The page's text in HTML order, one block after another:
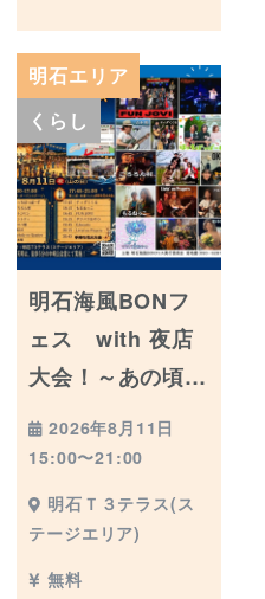
明石エリア
くらし
明石海風BONフ
ェス with 夜店
大会！～あの頃…
2026年8月11日
15:00〜21:00
明石Ｔ３テラス(ス
テージエリア)
無料